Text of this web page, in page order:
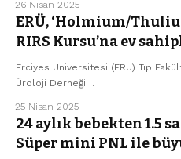
26 Nisan 2025
ERÜ, ‘Holmium/
RIRS Kursu’na ev
Erciyes Üniversitesi (ERÜ) Tıp
Üroloji Derneği…
25 Nisan 2025
24 aylık bebekten 1.5
Süper mini PNL ile